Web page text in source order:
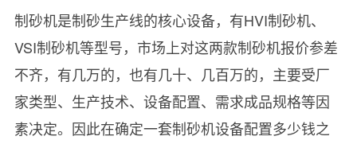
制砂机是制砂生产线的核心设备，有HVI制砂机、
VSI制砂机等型号，市场上对这两款制砂机报价参差
不齐，有几万的，也有几十、几百万的，主要受厂
家类型、生产技术、设备配置、需求成品规格等因
素决定。因此在确定一套制砂机设备配置多少钱之